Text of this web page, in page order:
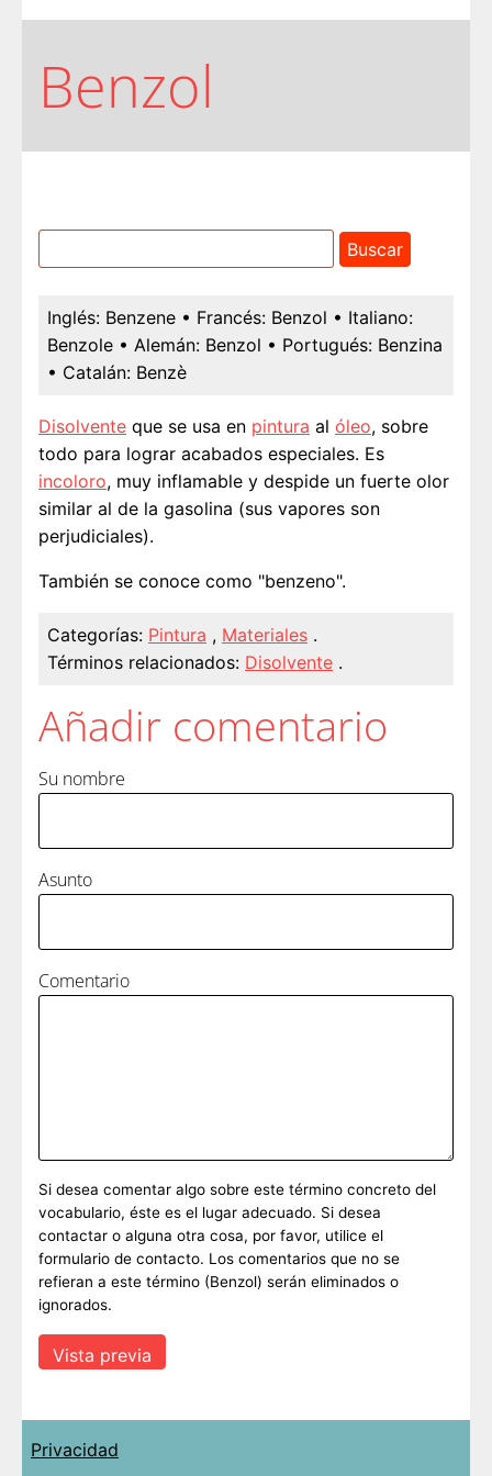
Benzol
Inglés: Benzene • Francés: Benzol • Italiano:
Benzole • Alemán: Benzol • Portugués: Benzina
• Catalán: Benzè
Disolvente que se usa en pintura al óleo, sobre
todo para lograr acabados especiales. Es
incoloro, muy inflamable y despide un fuerte olor
similar al de la gasolina (sus vapores son
perjudiciales).
También se conoce como "benzeno".
Categorías: Pintura , Materiales .
Términos relacionados: Disolvente .
Añadir comentario
Su nombre
Asunto
Comentario
Si desea comentar algo sobre este término concreto del
vocabulario, éste es el lugar adecuado. Si desea
contactar o alguna otra cosa, por favor, utilice el
formulario de contacto. Los comentarios que no se
refieran a este término (Benzol) serán eliminados o
ignorados.
Privacidad